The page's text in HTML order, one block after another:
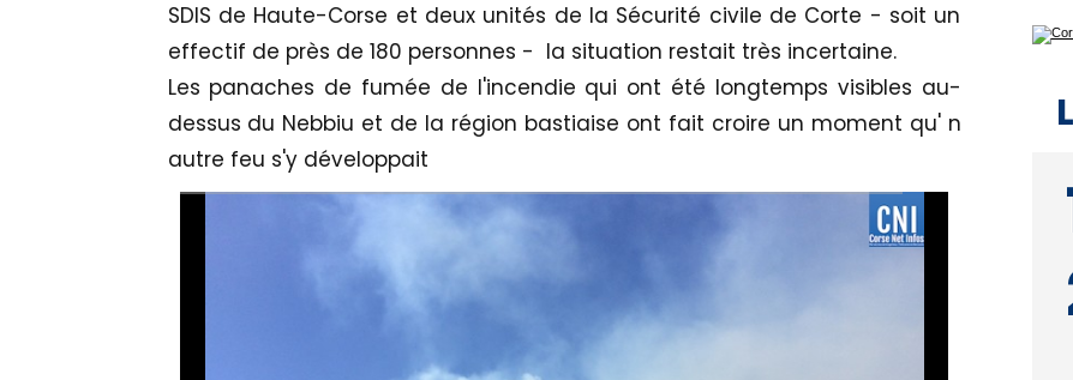
SDIS de Haute-Corse et deux unités de la Sécurité civile de Corte - soit un
effectif de près de 180 personnes - la situation restait très incertaine.
Les panaches de fumée de l'incendie qui ont été longtemps visibles au-
dessus du Nebbiu et de la région bastiaise ont fait croire un moment qu' n
autre feu s'y développait